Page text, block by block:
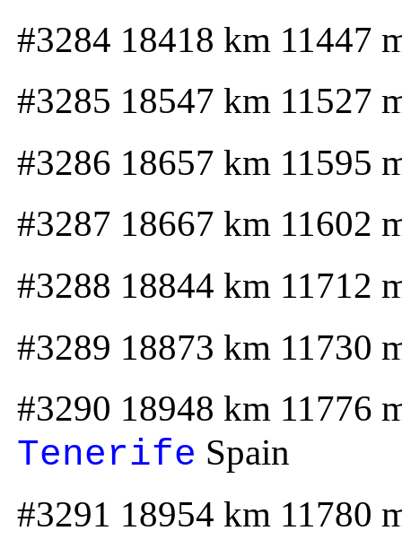
#3284 18418 km 11447
#3285 18547 km 11527
#3286 18657 km 11595
#3287 18667 km 11602
#3288 18844 km 11712
#3289 18873 km 11730
#3290 18948 km 11776
Tenerife Spain
#3291 18954 km 11780